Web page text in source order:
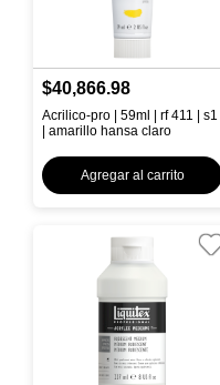
$40,866.98
Acrilico-pro | 59ml | rf 411 | s1
| amarillo hansa claro
Agregar al carrito